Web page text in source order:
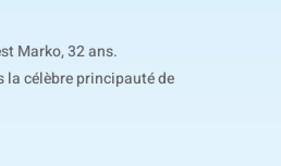
Marko, 32 ans.
célèbre principauté de